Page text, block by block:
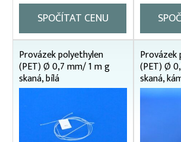
SPOČÍTAT CENU
Provázek polyethylen
(PET) Ø 0,7 mm/ 1 m g
skaná, bílá
Provázek
(PET) Ø
skaná,